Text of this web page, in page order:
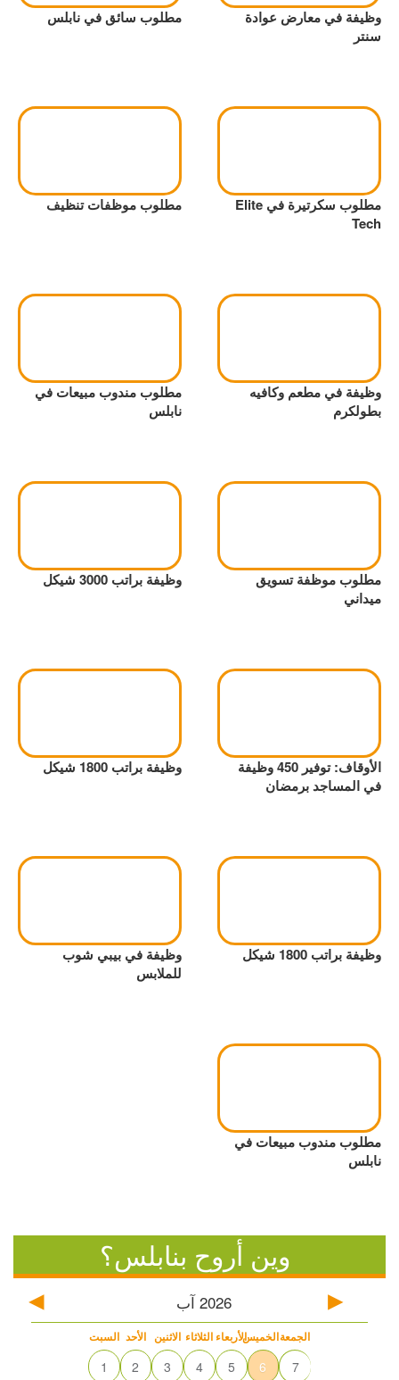
وظيفة في معارض عوادة
سنتر
مطلوب سائق في نابلس
مطلوب سكرتيرة في Elite
Tech
مطلوب موظفات تنظيف
وظيفة في مطعم وكافيه
بطولكرم
مطلوب مندوب مبيعات في
نابلس
مطلوب موظفة تسويق
ميداني
وظيفة براتب 3000 شيكل
الأوقاف: توفير 450 وظيفة
في المساجد برمضان
وظيفة براتب 1800 شيكل
وظيفة براتب 1800 شيكل
وظيفة في بيبي شوب
للملابس
مطلوب مندوب مبيعات في
نابلس
وين أروح بنابلس؟
2026 آب
السبت الأحد الاثنين الثلاثاء الأربعاءالخميسالجمعة
1 2 3 4 5 6 7